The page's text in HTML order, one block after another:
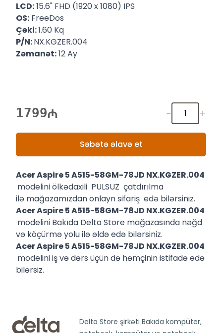
LCD:15.6" FHD (1920 x 1080) IPS
OS: FreeDos
Çəki:1.60 Kq
P/N:NX.KGZER.004
Zəmanət:12 Ay
1799 - +
Səbətə əlavə et
Acer Aspire 5 A515-58GM-78JD NX.KGZER.004
modelini ölkədaxili PULSUZ çatdırılma
ilə mağazamızdan onlayn sifariş edə bilərsiniz.
Acer Aspire 5 A515-58GM-78JD NX.KGZER.004
modelini Bakıda Delta Store mağazasında nəğd
və köçürmə yolu ilə əldə edə bilərsiniz.
Acer Aspire 5 A515-58GM-78JD NX.KGZER.004
modelini iş və dərs üçün də həmçinin istifadə edə
bilərsiz.
Delta Store şirkəti Bakıda kompüter,